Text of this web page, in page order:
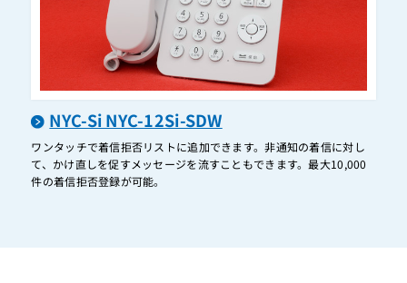
ET-24iZ-TELDHCL
ET-24iZ-TELDHCL2
ET-24iZ-TELPF
ET-24iZ-TELPF2
ET-24iZ-TELPFI
ET-24iZ-TELPFI2
NYC-Si NYC-12Si-SDW
ワンタッチで着信拒否リストに追加できます。非通知の着信に対し
て、かけ直しを促すメッセージを流すこともできます。最大10,000
件の着信拒否登録が可能。